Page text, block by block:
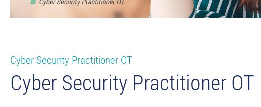
Cyber Security Practitioner OT
Cyber Security Practitioner OT